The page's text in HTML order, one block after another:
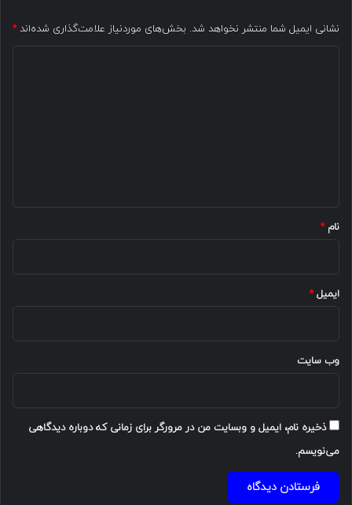
نشانی ایمیل شما منتشر نخواهد شد. بخش‌های موردنیاز علامت‌گذاری شده‌اند*
نام*
ایمیل*
وب‌ سایت
ذخیره نام، ایمیل و وبسایت من در مرورگر برای زمانی که دوباره دیدگاهی
می‌نویسم.